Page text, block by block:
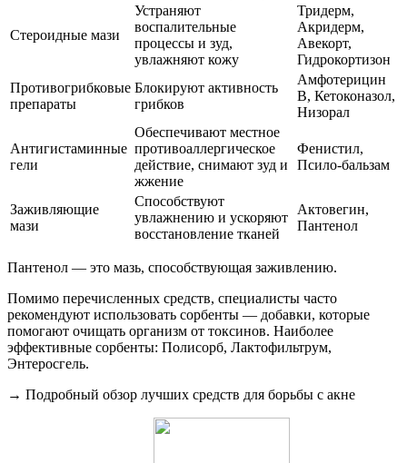
Стероидные мази
Устраняют
воспалительные
процессы и зуд,
увлажняют кожу
Тридерм,
Акридерм,
Авекорт,
Гидрокортизон
Противогрибковые
препараты
Блокируют активность
грибков
Амфотерицин
В, Кетоконазол,
Низорал
Антигистаминные
гели
Обеспечивают местное
противоаллергическое
действие, снимают зуд и
жжение
Фенистил,
Псило-бальзам
Заживляющие
мази
Способствуют
увлажнению и ускоряют
восстановление тканей
Актовегин,
Пантенол
Пантенол — это мазь, способствующая заживлению.
Помимо перечисленных средств, специалисты часто
рекомендуют использовать сорбенты — добавки, которые
помогают очищать организм от токсинов. Наиболее
эффективные сорбенты: Полисорб, Лактофильтрум,
Энтеросгель.
→ Подробный обзор лучших средств для борьбы с акне